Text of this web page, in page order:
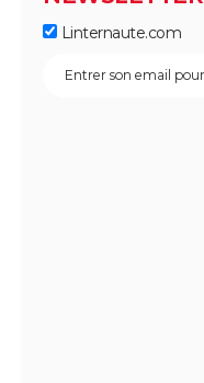
Linternaute.com